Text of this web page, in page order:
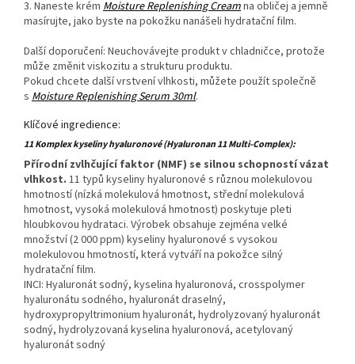
3. Naneste krém Moisture Replenishing Creamna obličej a jemně
masírujte, jako byste na pokožku nanášeli hydratační film.
Další doporučení: Neuchovávejte produkt v chladničce, protože
může změnit viskozitu a strukturu produktu.
Pokud chcete další vrstvení vlhkosti, můžete použít společně
s Moisture Replenishing Serum 30ml.
Klíčové ingredience:
11 Komplex kyseliny hyaluronové (Hyaluronan 11 Multi-Complex):
Přírodní zvlhčující faktor (NMF) se silnou schopností vázat
vlhkost. 11 typů kyseliny hyaluronové s různou molekulovou
hmotností (nízká molekulová hmotnost, střední molekulová
hmotnost, vysoká molekulová hmotnost) poskytuje pleti
hloubkovou hydrataci. Výrobek obsahuje zejména velké
množství (2 000 ppm) kyseliny hyaluronové s vysokou
molekulovou hmotností, která vytváří na pokožce silný
hydratační film.
INCI: Hyaluronát sodný, kyselina hyaluronová, crosspolymer
hyaluronátu sodného, hyaluronát draselný,
hydroxypropyltrimonium hyaluronát, hydrolyzovaný hyaluronát
sodný, hydrolyzovaná kyselina hyaluronová, acetylovaný
hyaluronát sodný